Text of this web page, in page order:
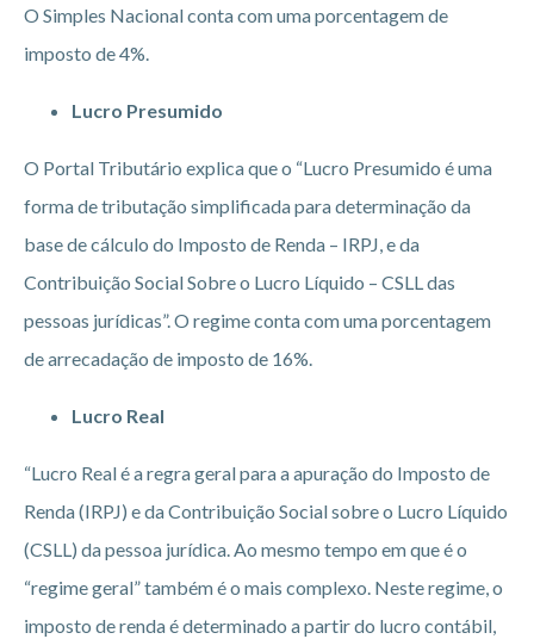
O Simples Nacional conta com uma porcentagem de
imposto de 4%.
Lucro Presumido
O Portal Tributário explica que o “Lucro Presumido é uma
forma de tributação simplificada para determinação da
base de cálculo do Imposto de Renda – IRPJ, e da
Contribuição Social Sobre o Lucro Líquido – CSLL das
pessoas jurídicas”. O regime conta com uma porcentagem
de arrecadação de imposto de 16%.
Lucro Real
“Lucro Real é a regra geral para a apuração do Imposto de
Renda (IRPJ) e da Contribuição Social sobre o Lucro Líquido
(CSLL) da pessoa jurídica. Ao mesmo tempo em que é o
“regime geral” também é o mais complexo. Neste regime, o
imposto de renda é determinado a partir do lucro contábil,